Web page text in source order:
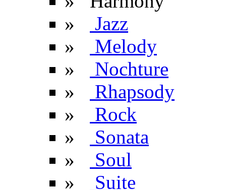
»
Jazz
»
Melody
»
Nochture
»
Rhapsody
»
Rock
»
Sonata
»
Soul
»
Suite